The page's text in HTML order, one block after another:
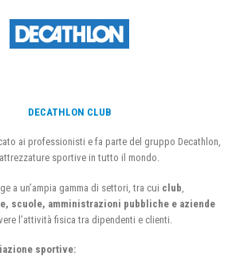
DECATHLON CLUB
ai professionisti e fa parte del gruppo Decathlon,
sportive in tutto il mondo.
a un’ampia gamma di settori, tra cui club
scuole, amministrazioni pubbliche e aziende
l’attività fisica tra dipendenti e clienti.
sportive: